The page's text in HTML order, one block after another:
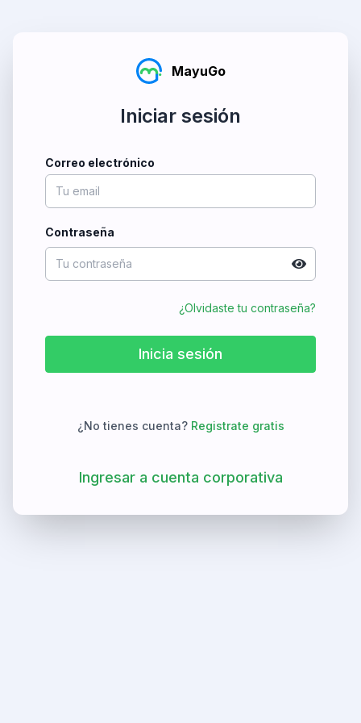
MayuGo
Iniciar sesión
Correo electrónico
Contraseña
¿Olvidaste tu contraseña?
Inicia sesión
¿No tienes cuenta? Registrate gratis
Ingresar a cuenta corporativa